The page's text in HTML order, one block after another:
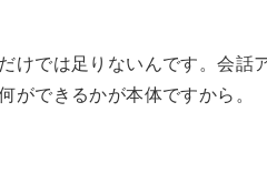
けでは足りないんです。会話
ができるかが本体ですから。